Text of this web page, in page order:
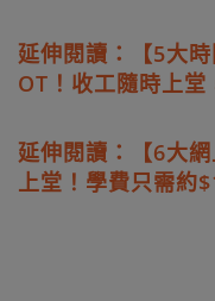
延伸閱讀：【5大
OT！收工隨時上堂
延伸閱讀：【6大
上堂！學費只需約